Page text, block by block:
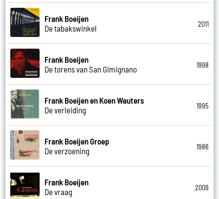
Frank Boeijen
De tabakswinkel
2011
Frank Boeijen
De torens van San Gimignano
1998
Frank Boeijen en Koen Wauters
De verleiding
1995
Frank Boeijen Groep
De verzoening
1986
Frank Boeijen
De vraag
2009